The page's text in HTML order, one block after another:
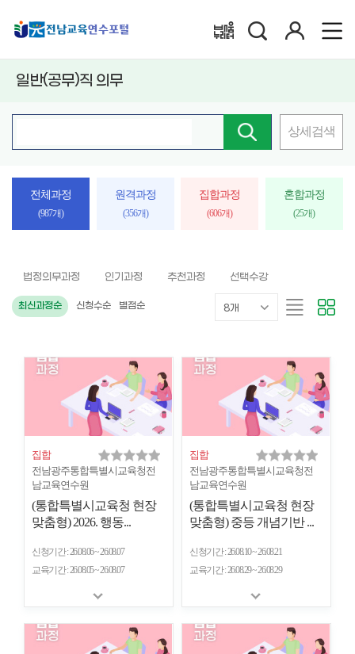
배움누리터
일반(공무)직 의무
심
상세검색
전체과정
(987개)
원격과정
(356개)
집합과정
(606개)
혼합과정
(25개)
법정의무과정 인기과정 추천과정 선택수강
최신과정순 신청수순 별점순
개
수
8개
리
스
카
드
집합
전남광주통합특별시교육청전
남교육연수원
(통합특별시교육청 현장
맞춤형) 2026. 행동...
신청기간 26.08.06 ~ 26.08.07
교육기간 26.08.05 ~ 26.08.07
집합
전남광주통합특별시교육청전
남교육연수원
(통합특별시교육청 현장
맞춤형) 중등 개념기반 ...
신청기간 26.08.10 ~ 26.08.21
교육기간 26.08.29 ~ 26.08.29